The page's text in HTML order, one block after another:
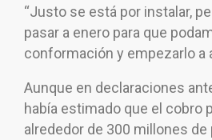
“Justo se está por instalar,
pasar a enero para que
conformación y empezarlo a
Aunque en declaraciones
había estimado que el cobro
alrededor de 300 millones de